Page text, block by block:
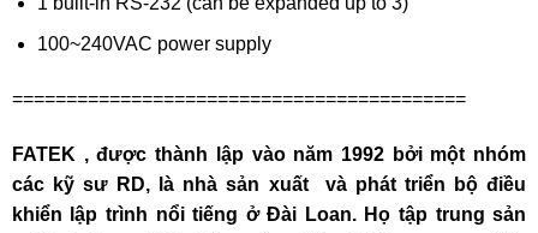
100~240VAC power supply
==========================================
FATEK , được thành lập vào năm 1992 bởi một nhóm
các kỹ sư RD, là nhà sản xuất và phát triển bộ điều
khiển lập trình nổi tiếng ở Đài Loan. Họ tập trung sản